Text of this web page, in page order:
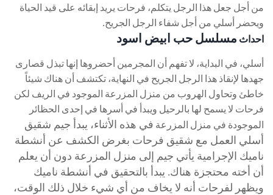
من أجل جعل هذا الرجل يتكلم، فرحات يريد إبقائه على قيد الحياة
ويحضر أسلي من أجل شفاء الرجل الجريح.
احداث مسلسل حب ابيض اسود
أسلي، في البداية، لا تفهم أن المجرمين أحضروها إنها تبذل قصارى
جهدها لإنقاذ هذا الرجل الجريح في النهاية، تكتشف أن هناك شيئاً
خاطئ وتحاول الهروب من منزل المزرعة الموجود في الريف لكن
فرحات لا يسمح لها بالرحيل ويبدأ في أسرها في إحدى الحظائر
الموجودة في منزل المزرعة في هذه الأثناء، يبدأ جيم شقيق
أسلي العمل مع شقيق فرحات بغرض الكشف عن أنشطة
ناميك الإجرامية يأتي جيم إلى منزل المزرعة دون أن يعلم
أن أخته محتجزة هناك. يبدأ بالتحقيق في أنشطة ناميك
ويظهر لفرحات أنه لا يخاف من أي شيء خلال ذلك الوقت،